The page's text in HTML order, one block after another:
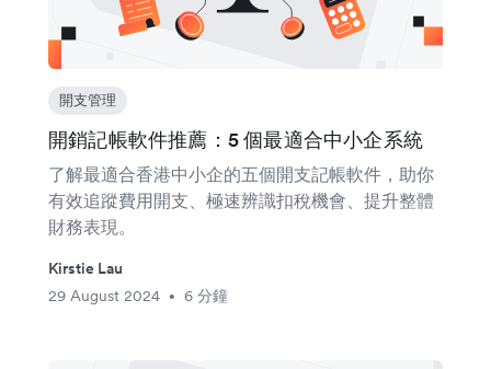
開支管理
開銷記帳軟件推薦：5 個最適合中小企系統
了解最適合香港中小企的五個開支記帳軟件，助你
有效追蹤費用開支、極速辨識扣稅機會、提升整體
財務表現。
Kirstie Lau
29 August 2024
• 6 分鐘